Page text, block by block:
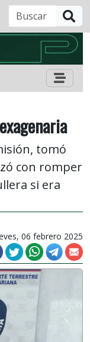
tomó
con romper
si era
06 febrero 2025